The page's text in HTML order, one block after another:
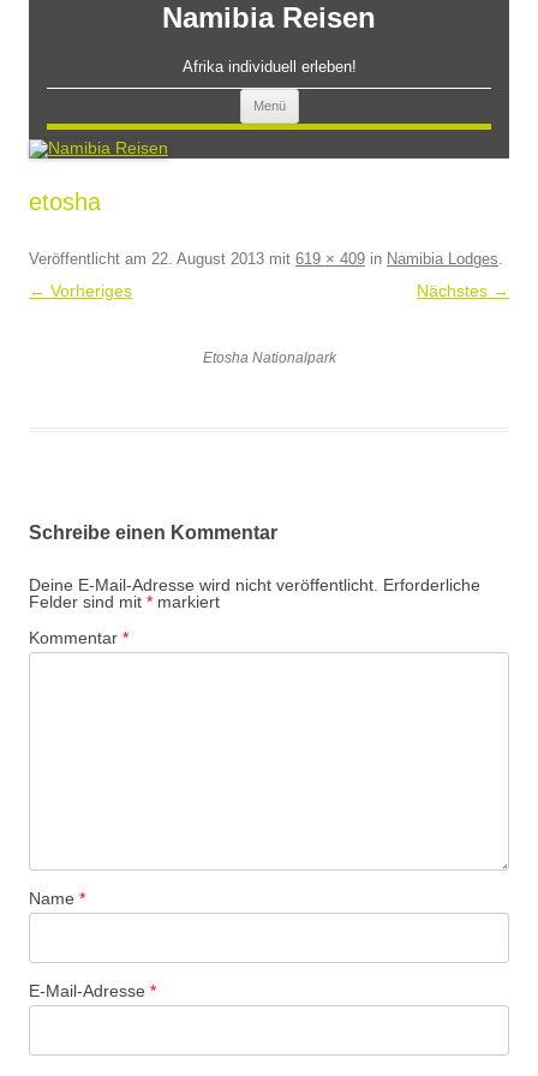
Namibia Reisen
Afrika individuell erleben!
Menü
etosha
Veröffentlicht am 22. August 2013 mit 619 × 409 in Namibia Lodges.
← Vorheriges Nächstes →
Etosha Nationalpark
Schreibe einen Kommentar
Deine E-Mail-Adresse wird nicht veröffentlicht. Erforderliche
Felder sind mit * markiert
Kommentar *
Name *
E-Mail-Adresse *